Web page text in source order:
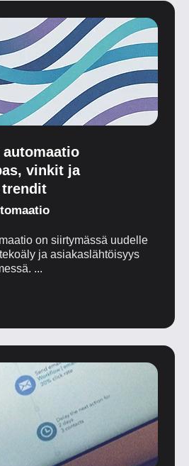
vinkit ja
on siirtymässä uudelle
ja asiakaslähtöisyys
...